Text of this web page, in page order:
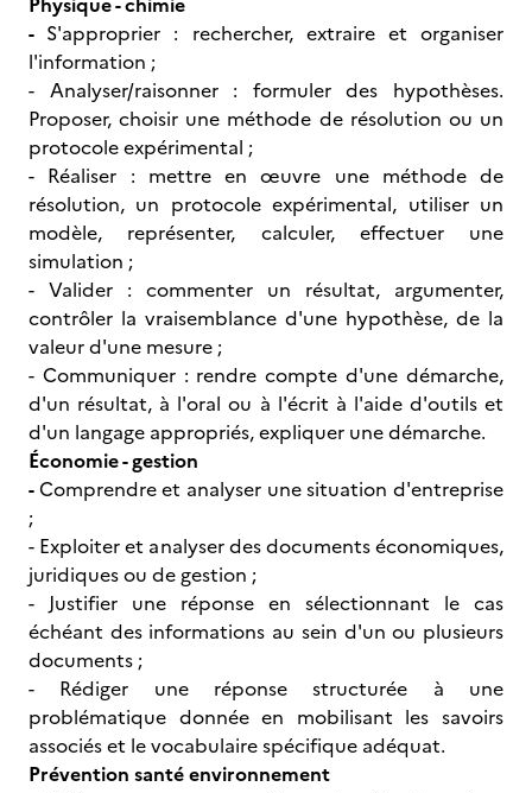
- S'approprier : rechercher, extraire et organiser
l'information ;
- Analyser/raisonner : formuler des hypothèses.
Proposer, choisir une méthode de résolution ou un
protocole expérimental ;
- Réaliser : mettre en œuvre une méthode de
résolution, un protocole expérimental, utiliser un
modèle, représenter, calculer, effectuer une
simulation ;
- Valider : commenter un résultat, argumenter,
contrôler la vraisemblance d'une hypothèse, de la
valeur d'une mesure ;
- Communiquer : rendre compte d'une démarche,
d'un résultat, à l'oral ou à l'écrit à l'aide d'outils et
d'un langage appropriés, expliquer une démarche.
Économie - gestion
-Comprendre et analyser une situation d'entreprise
;
- Exploiter et analyser des documents économiques,
juridiques ou de gestion ;
- Justifier une réponse en sélectionnant le cas
échéant des informations au sein d'un ou plusieurs
documents ;
- Rédiger une réponse structurée à une
problématique donnée en mobilisant les savoirs
associés et le vocabulaire spécifique adéquat.
Prévention santé environnement